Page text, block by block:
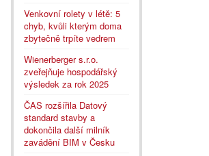
Venkovní rolety v létě: 5
chyb, kvůli kterým doma
zbytečně trpíte vedrem
Wienerberger s.r.o.
zveřejňuje hospodářský
výsledek za rok 2025
ČAS rozšířila Datový
standard stavby a
dokončila další milník
zavádění BIM v Česku